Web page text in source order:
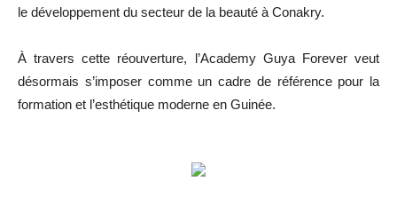
le développement du secteur de la beauté à Conakry.
À travers cette réouverture, l’Academy Guya Forever veut
désormais s’imposer comme un cadre de référence pour la
formation et l’esthétique moderne en Guinée.